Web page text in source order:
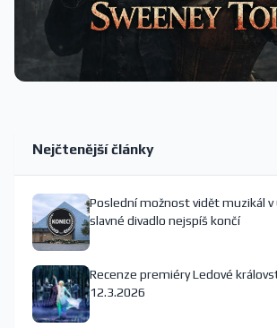
Nejčtenější články
Poslední možnost vidět muzikál v
slavné divadlo nejspíš končí
Recenze premiéry Ledové
12.3.2026